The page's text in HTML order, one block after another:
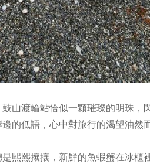
山渡輪站恰似一顆璀璨的明珠，
的低語，心中對旅行的渴望油
熙熙攘攘，新鮮的魚蝦蟹在冰櫃